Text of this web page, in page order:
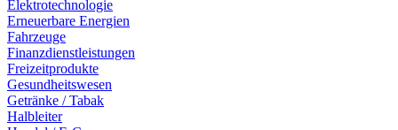
Elektrotechnologie
Erneuerbare Energien
Fahrzeuge
Finanzdienstleistungen
Freizeitprodukte
Gesundheitswesen
Getränke / Tabak
Halbleiter